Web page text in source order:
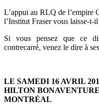
L’appui au RLQ de l’empire
l’Institut Fraser vous laisse-t-
Si vous pensez que ce
contrecarré, venez le dire à
LE SAMEDI 16 AVRIL
HILTON
MONTRÉAL